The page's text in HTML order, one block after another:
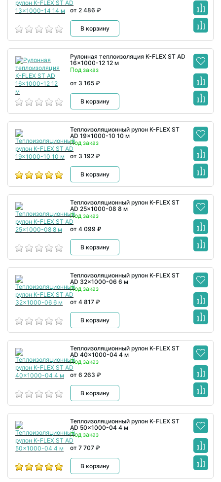
от 2 486 ₽
В корзину
Рулонная теплоизоляция K-FLEX ST AD
16x1000-12 12 м
Под заказ
от 3 165 ₽
В корзину
Теплоизоляционный рулон K-FLEX ST
AD 19x1000-10 10 м
Под заказ
от 3 192 ₽
В корзину
Теплоизоляционный рулон K-FLEX ST
AD 25x1000-08 8 м
Под заказ
от 4 099 ₽
В корзину
Теплоизоляционный рулон K-FLEX ST
AD 32x1000-06 6 м
Под заказ
от 4 817 ₽
В корзину
Теплоизоляционный рулон K-FLEX ST
AD 40x1000-04 4 м
Под заказ
от 6 263 ₽
В корзину
Теплоизоляционный рулон K-FLEX ST
AD 50x1000-04 4 м
Под заказ
от 7 707 ₽
В корзину